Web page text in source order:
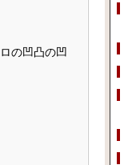
の凹凸の凹